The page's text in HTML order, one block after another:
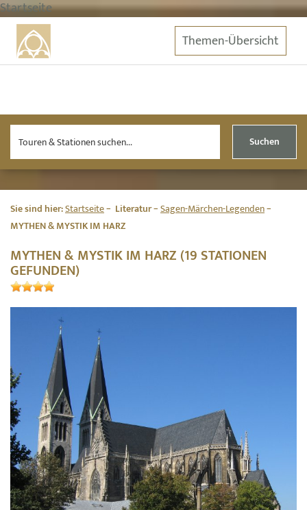
Startseite
Themen-Übersicht
Suchen
Sie sind hier:Startseite Literatur Sagen-Märchen-Legenden
MYTHEN & MYSTIK IM HARZ
MYTHEN & MYSTIK IM HARZ (19 STATIONEN
GEFUNDEN)